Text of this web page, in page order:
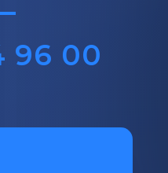
96 00